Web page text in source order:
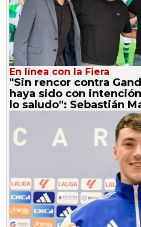
En línea con la Fiera
"Sin rencor contra
haya sido con
lo saludo": Sebastián